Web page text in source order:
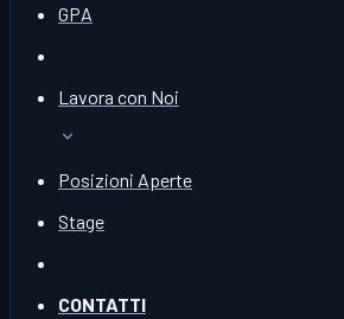
GPA
Lavora con Noi
Posizioni Aperte
Stage
CONTATTI